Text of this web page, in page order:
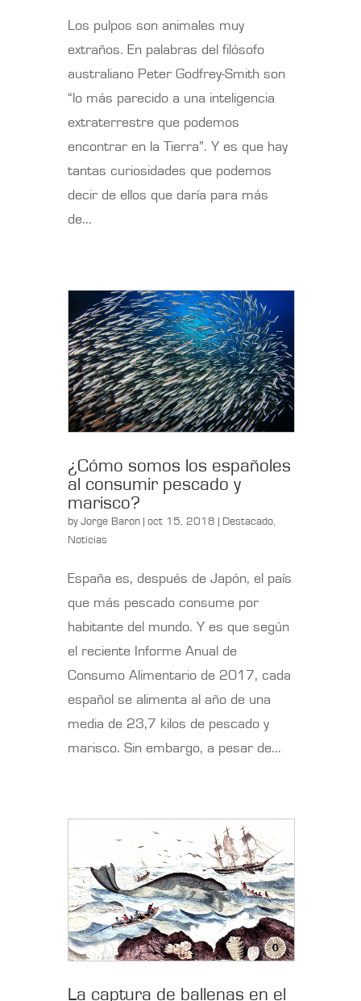
Los pulpos son animales muy
extraños. En palabras del filósofo
australiano Peter Godfrey-Smith son
“lo más parecido a una inteligencia
extraterrestre que podemos
encontrar en la Tierra”. Y es que hay
tantas curiosidades que podemos
decir de ellos que daría para más
de...
¿Cómo somos los españoles
al consumir pescado y
marisco?
by Jorge Baron | oct 15, 2018 | Destacado,
Noticias
España es, después de Japón, el país
que más pescado consume por
habitante del mundo. Y es que según
el reciente Informe Anual de
Consumo Alimentario de 2017, cada
español se alimenta al año de una
media de 23,7 kilos de pescado y
marisco. Sin embargo, a pesar de...
La captura de ballenas en el